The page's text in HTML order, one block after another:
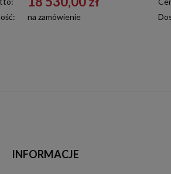
na zamówienie
INFORMACJE